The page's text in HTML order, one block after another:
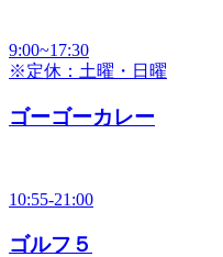
9:00~17:30
※定休：土曜・日曜
ゴーゴーカレー
10:55-21:00
ゴルフ５